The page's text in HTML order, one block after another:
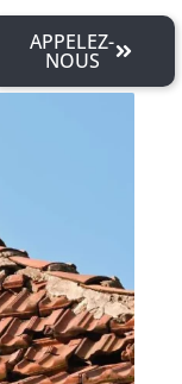
APPELEZ-
NOUS